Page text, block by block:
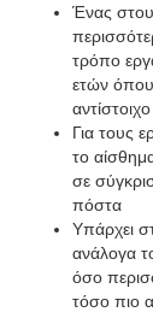
Ένας
τρόπο
ετών όπου
αντίστοιχο
Για τους
το
σε
πόστα
Υπάρχει
ανάλογα
όσο
τόσο πιο